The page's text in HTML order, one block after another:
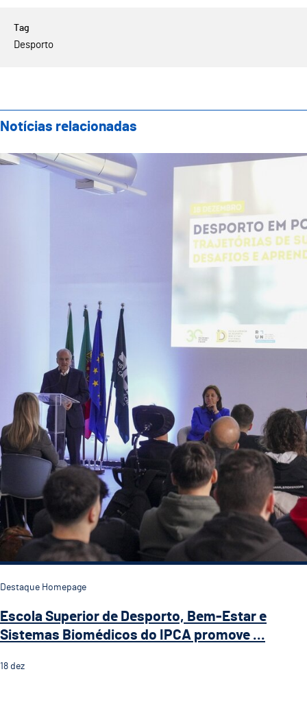
Desporto
Notícias relacionadas
Escola Superior de Desporto, Bem-Estar e
Destaque Homepage
Escola Superior de Desporto, Bem-Estar e
Sistemas Biomédicos do IPCA promove ...
18 dez